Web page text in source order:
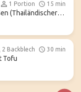
1 Portion 15 min
(Thailändischer
2 Backblech 30 min
Tofu